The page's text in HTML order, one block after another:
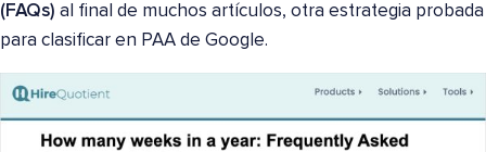
(FAQs) al final de muchos artículos, otra estrategia probada
para clasificar en PAA de Google.